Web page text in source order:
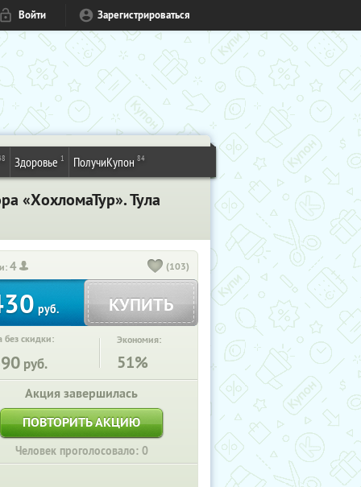
Войти Зарегистрироваться
Здоровье 1 ПолучиКупон 84
«ХохломаТур». Тула
4 (103)
руб. КУПИТЬ
без скидки:
руб.
Экономия:
51%
Акция завершилась
ПОВТОРИТЬ АКЦИЮ
Человек проголосовало: 0